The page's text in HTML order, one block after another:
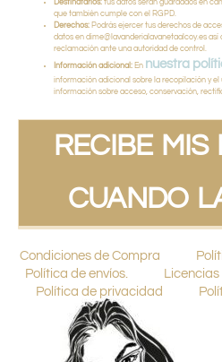
Destinatarios: tus datos serán guardados en
que también cumple con el RGPD.
Derechos: Podrás ejercer tus derechos de
datos en dime@lavanderialavanetaalcoy.es
reclamación ante una autoridad de control.
Información adicional: En nuestra
información adicional sobre la recopilación y
información sobre acceso, conservación,
RECIBE MIS
CUANDO
Condiciones de Compra
Política de envíos.
Licencias
Política de privacidad